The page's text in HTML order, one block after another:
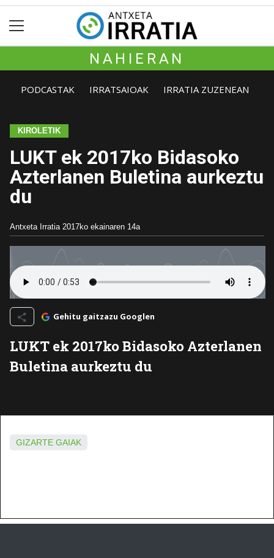
NAHIERAN
PODCASTAK IRRATSAIOAK IRRATIA ZUZENEAN
KIROLETIK
LUKT ek 2017ko Bidasoko
Azterlanen Buletina aurkeztu
du
Antxeta Irratia 2017ko ekainaren 14a
Gehitu gaitzazu Googlen
LUKT ek 2017ko Bidasoko Azterlanen
Buletina aurkeztu du
GIZARTE GAIAK